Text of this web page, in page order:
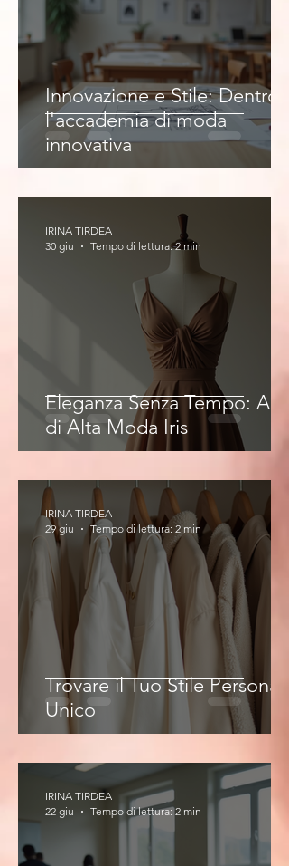
Innovazione e Stile: Dentro
l'accademia di moda
innovativa
Eleganza Senza Tempo: Abiti
di Alta Moda Iris
IRINA TIRDEA
30 giu
Tempo di lettura: 2 min
Trovare il Tuo Stile Personale
Unico
IRINA TIRDEA
29 giu
Tempo di lettura: 2 min
IRINA TIRDEA
22 giu
Tempo di lettura: 2 min